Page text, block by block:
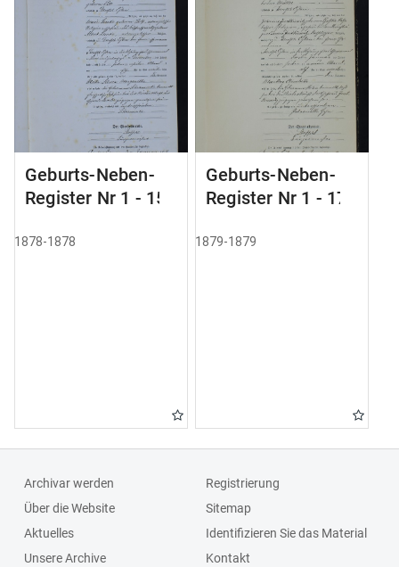
Geburts-Neben-
Register Nr 1 - 155
1878-1878
Geburts-Neben-
Register Nr 1 - 179
1879-1879
Archivar werden
Über die Website
Aktuelles
Unsere Archive
Registrierung
Sitemap
Identifizieren Sie das Material
Kontakt